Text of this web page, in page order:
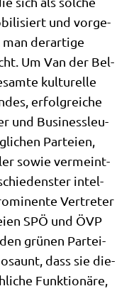
und vor­ge­
der­ar­ti­ge
Um Van der Bel­
kul­tu­rel­le
erfolg­rei­che
und Busi­ness­leu­
Par­tei­en,
sowie ver­meint­
intel­
Ver­tre­ter
SPÖ und ÖVP
grü­nen Par­tei­
dass sie die­
Funk­tio­nä­re,